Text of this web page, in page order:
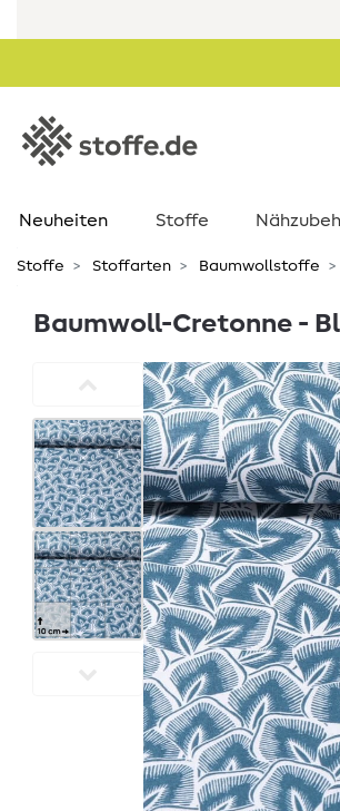
Neuheiten Stoffe
Stoffe Stoffarten Baumwollstoffe
Baumwoll-Cretonne -